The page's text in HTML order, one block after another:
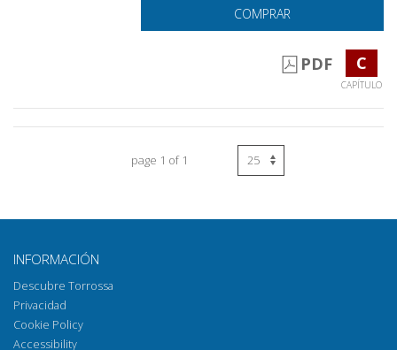
COMPRAR
PDF C
CAPÍTULO
page 1 of 1
INFORMACIÓN
Descubre Torrossa
Privacidad
Cookie Policy
Accessibility